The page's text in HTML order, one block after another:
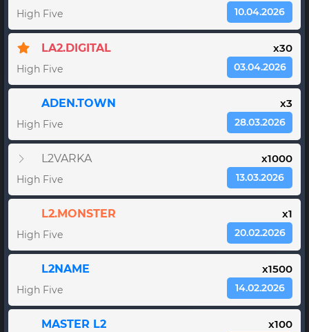
High Five 10.04.2026
LA2.DIGITAL x30
High Five 03.04.2026
ADEN.TOWN x3
High Five 28.03.2026
L2VARKA x1000
High Five 13.03.2026
L2.MONSTER x1
High Five 20.02.2026
L2NAME x1500
High Five 14.02.2026
MASTER L2 x100